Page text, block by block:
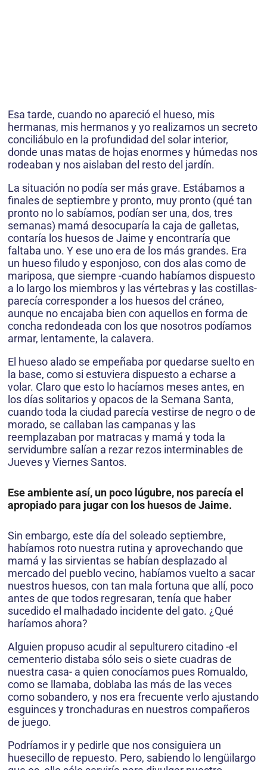
Esa tarde, cuando no apareció el hueso, mis
hermanas, mis hermanos y yo realizamos un secreto
conciliábulo en la profundidad del solar interior,
donde unas matas de hojas enormes y húmedas nos
rodeaban y nos aislaban del resto del jardín.
La situación no podía ser más grave. Estábamos a
finales de septiembre y pronto, muy pronto (qué tan
pronto no lo sabíamos, podían ser una, dos, tres
semanas) mamá desocuparía la caja de galletas,
contaría los huesos de Jaime y encontraría que
faltaba uno. Y ese uno era de los más grandes. Era
un hueso filudo y esponjoso, con dos alas como de
mariposa, que siempre -cuando habíamos dispuesto
a lo largo los miembros y las vértebras y las costillas-
parecía corresponder a los huesos del cráneo,
aunque no encajaba bien con aquellos en forma de
concha redondeada con los que nosotros podíamos
armar, lentamente, la calavera.
El hueso alado se empeñaba por quedarse suelto en
la base, como si estuviera dispuesto a echarse a
volar. Claro que esto lo hacíamos meses antes, en
los días solitarios y opacos de la Semana Santa,
cuando toda la ciudad parecía vestirse de negro o de
morado, se callaban las campanas y las
reemplazaban por matracas y mamá y toda la
servidumbre salían a rezar rezos interminables de
Jueves y Viernes Santos.
Ese ambiente así, un poco lúgubre, nos parecía el
apropiado para jugar con los huesos de Jaime.
Sin embargo, este día del soleado septiembre,
habíamos roto nuestra rutina y aprovechando que
mamá y las sirvientas se habían desplazado al
mercado del pueblo vecino, habíamos vuelto a sacar
nuestros huesos, con tan mala fortuna que allí, poco
antes de que todos regresaran, tenía que haber
sucedido el malhadado incidente del gato. ¿Qué
haríamos ahora?
Alguien propuso acudir al sepulturero citadino -el
cementerio distaba sólo seis o siete cuadras de
nuestra casa- a quien conocíamos pues Romualdo,
como se llamaba, doblaba las más de las veces
como sobandero, y nos era frecuente verlo ajustando
esguinces y tronchaduras en nuestros compañeros
de juego.
Podríamos ir y pedirle que nos consiguiera un
huesecillo de repuesto. Pero, sabiendo lo lengüilargo